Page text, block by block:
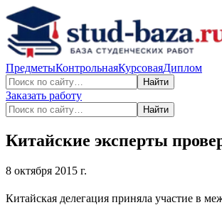
ПредметыКонтрольнаяКурсоваяДиплом
Найти
Заказать работу
Найти
Китайские эксперты
8 октября 2015 г.
Китайская делегация приняла участие в